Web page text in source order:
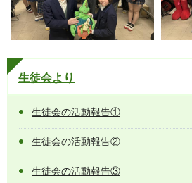
生徒会より
生徒会の活動報告①
生徒会の活動報告②
生徒会の活動報告③